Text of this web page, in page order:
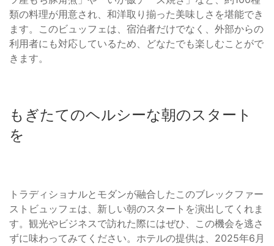
類の料理が用意され、和洋取り揃った美味しさを堪能でき
ます。このビュッフェは、宿泊者だけでなく、外部からの
利用者にも対応しているため、どなたでも楽しむことがで
きます。
もぎたてのヘルシーな朝のスタート
を
トラディショナルとモダンが融合したこのブレックファー
ストビュッフェは、新しい朝のスタートを演出してくれま
す。観光やビジネスで訪れた際にはぜひ、この機会を逃さ
ずに味わってみてください。ホテルの提供は、2025年6月